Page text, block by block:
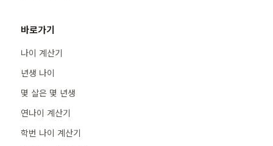
바로가기
나이 계산기
년생 나이
몇 살은 몇 년생
연나이 계산기
학번 나이 계산기